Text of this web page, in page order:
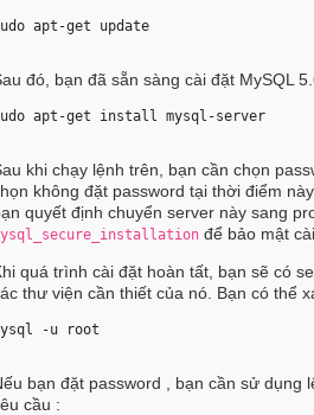
apt-get update
đó, bạn đã sẵn sàng cài đặt MySQL
apt-get install mysql-server
khi chạy lệnh trên, bạn cần chọn
không đặt password tại thời điểm
quyết định chuyển server này sang
để bảo mật
quá trình cài đặt hoàn tất, bạn sẽ có
thư viện cần thiết của nó. Bạn có thể
-u root
bạn đặt password , bạn cần sử dụng
cầu :